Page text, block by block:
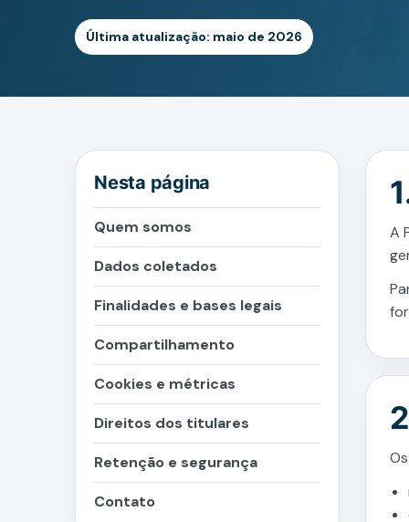
Última atualização: maio de 2026
Nesta página
Quem somos
Dados coletados
Finalidades e bases legais
Compartilhamento
Cookies e métricas
Direitos dos titulares
Retenção e segurança
Contato
A